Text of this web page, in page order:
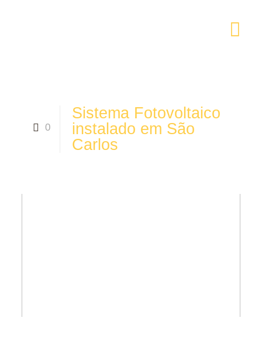
0
Sistema Fotovoltaico
instalado em São
Carlos